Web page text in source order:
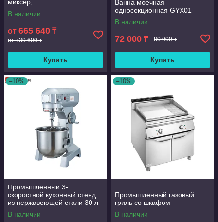
миксер,
многофункциональный
миксер для теста и еды для
В наличии
от 665 640 ₸
от 739 600 ₸
Купить
Ванна моечная
односекционная GYX01
В наличии
72 000 ₸ 80 000 ₸
Купить
–10%
Промышленный 3-
скоростной кухонный стенд
из нержавеющей стали 30 л
В наличии
–10%
Промышленный газовый
гриль со шкафом
В наличии